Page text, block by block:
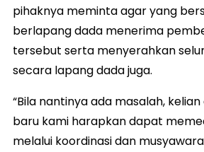
pihaknya meminta agar yang
berlapang dada menerima
tersebut serta menyerahkan
secara lapang dada juga.
“Bila nantinya ada masalah,
baru kami harapkan dapat
melalui koordinasi dan